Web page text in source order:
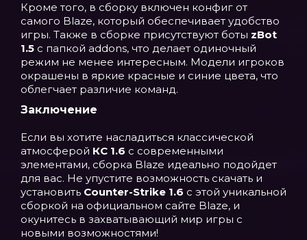
Кроме того, в сборку включен конфиг от
самого Blaze, который обеспечивает удобство
игры. Также в сборке присутствуют боты zBot
1.5 с папкой addons, что делает одиночный
режим не менее интересным. Модели игроков
окрашены в яркие красные и синие цвета, что
облегчает различие команд.
Заключение
Если вы хотите насладиться классической
атмосферой КС 1.6 с современными
элементами, сборка Blaze идеально подойдет
для вас. Не упустите возможность скачать и
установить Counter-Strike 1.6 с этой уникальной
сборкой на официальном сайте Blaze, и
окунитесь в захватывающий мир игры с
новыми возможностями!